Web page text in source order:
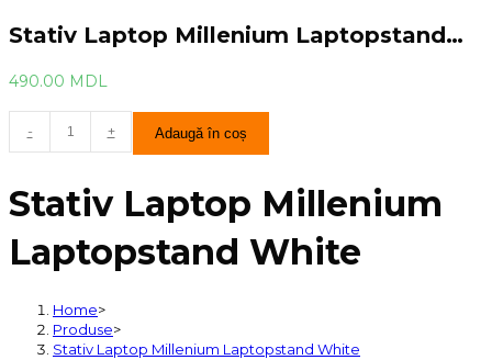
Stativ Laptop Millenium Laptopstand…
490.00 MDL
Cantitate
Stativ
Millenium
White
- + Adaugă în coș
Stativ Laptop Millenium
Laptopstand White
Home>
Produse>
Stativ Laptop Millenium Laptopstand White